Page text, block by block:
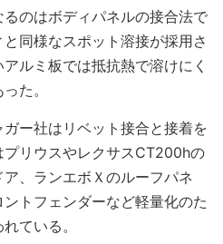
のはボディパネルの接合法で
同様なスポット溶接が採用さ
ルミ板では抵抗熱で溶けにく
た。
ー社はリベット接合と接着を
リウスやレクサスCT200hの
、ランエボＸのルーフパネ
トフェンダーなど軽量化のた
ている。